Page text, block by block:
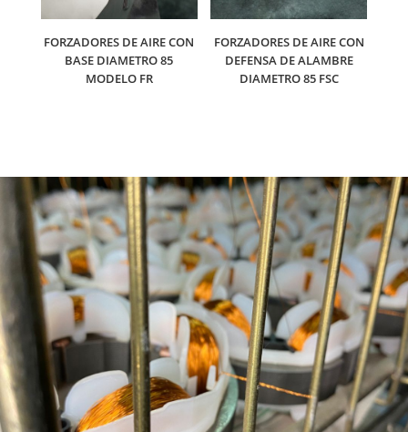
FORZADORES DE AIRE CON
BASE DIAMETRO 85
MODELO FR
FORZADORES DE AIRE CON
DEFENSA DE ALAMBRE
DIAMETRO 85 FSC
CONTACTO
Solicitá tu cotización personalizada de motores
eléctricos, forzadores, aspiradores de conducto,
o motores a medida para tu industria.
Brindamos atención personalizada a empresas,
distribuidores e industrias.
SOLICITAR COTIZACIÓN